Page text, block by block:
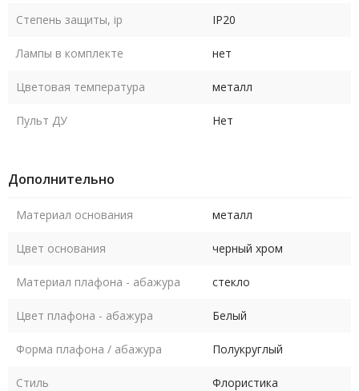
Степень защиты, ip IP20
Лампы в комплекте нет
Цветовая температура металл
Пульт ДУ Нет
Дополнительно
Материал основания металл
Цвет основания черный хром
Материал плафона - абажура стекло
Цвет плафона - абажура Белый
Форма плафона / абажура Полукруглый
Стиль Флористика